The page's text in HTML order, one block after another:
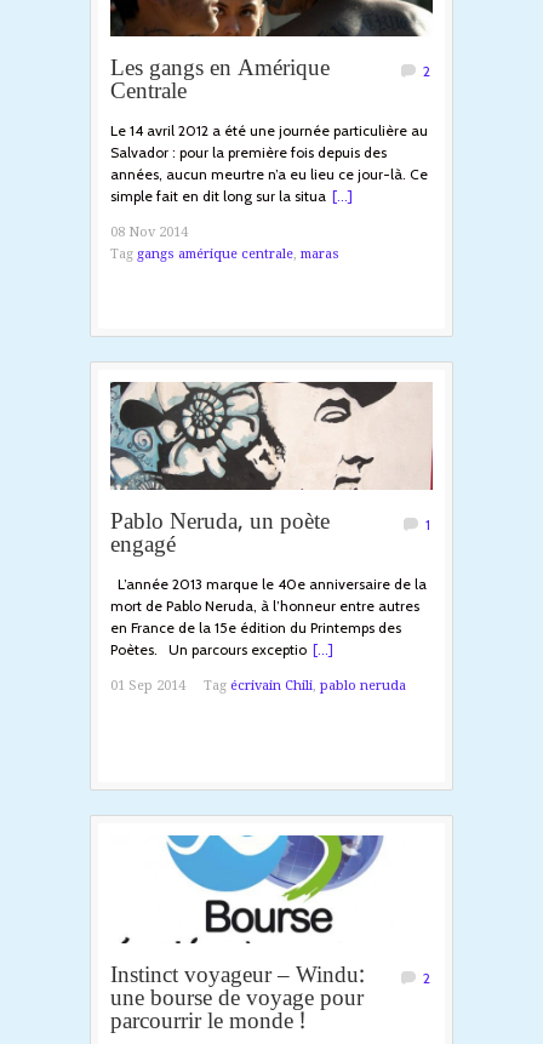
Les gangs en Amérique
Centrale
2
Le 14 avril 2012 a été une journée particulière au
Salvador : pour la première fois depuis des
années, aucun meurtre n’a eu lieu ce jour-là. Ce
simple fait en dit long sur la situa [...]
08 Nov 2014
Tag gangs amérique centrale, maras
Pablo Neruda, un poète
engagé
1
L’année 2013 marque le 40e anniversaire de la
mort de Pablo Neruda, à l’honneur entre autres
en France de la 15e édition du Printemps des
Poètes. Un parcours exceptio [...]
01 Sep 2014 Tag écrivain Chili, pablo neruda
Instinct voyageur – Windu:
une bourse de voyage pour
parcourrir le monde !
2